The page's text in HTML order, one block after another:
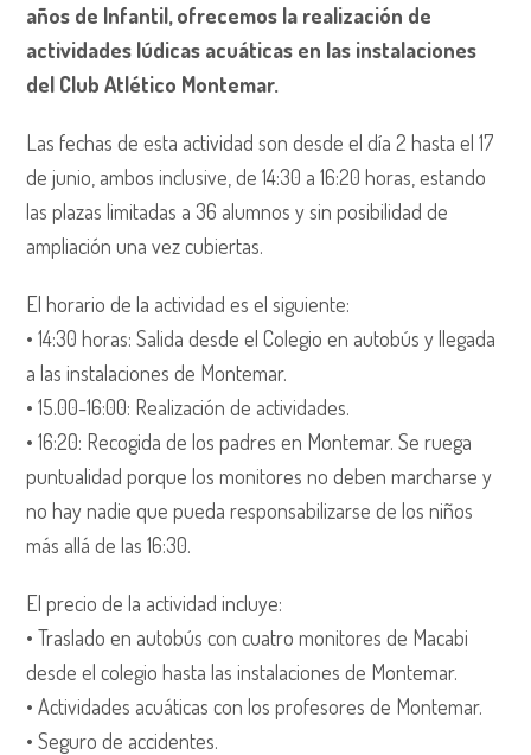
años de Infantil, ofrecemos la realización de
actividades lúdicas acuáticas en las instalaciones
del Club Atlético Montemar.
Las fechas de esta actividad son desde el día 2 hasta el 17
de junio, ambos inclusive, de 14:30 a 16:20 horas, estando
las plazas limitadas a 36 alumnos y sin posibilidad de
ampliación una vez cubiertas.
El horario de la actividad es el siguiente:
•⁠ ⁠14:30 horas: Salida desde el Colegio en autobús y llegada
a las instalaciones de Montemar.
•⁠ ⁠15.00-16:00: Realización de actividades.
•⁠ ⁠16:20: Recogida de los padres en Montemar. Se ruega
puntualidad porque los monitores no deben marcharse y
no hay nadie que pueda responsabilizarse de los niños
más allá de las 16:30.
El precio de la actividad incluye:
•⁠ ⁠Traslado en autobús con cuatro monitores de Macabi
desde el colegio hasta las instalaciones de Montemar.
•⁠ ⁠Actividades acuáticas con los profesores de Montemar.
•⁠ ⁠Seguro de accidentes.